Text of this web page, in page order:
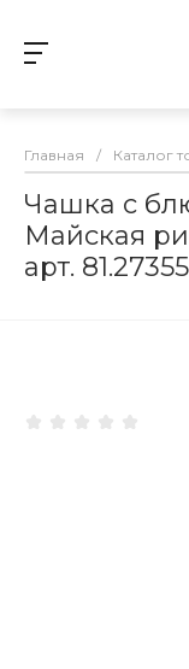
Главная / Каталог
Чашка с
Майская
арт.